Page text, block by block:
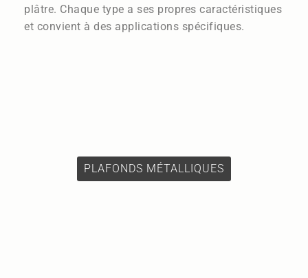
plâtre. Chaque type a ses propres caractéristiques
et convient à des applications spécifiques.
PLAFONDS MÉTALLIQUES